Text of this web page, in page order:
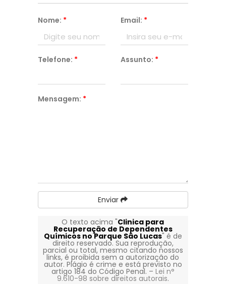
Nome: * Email: *
Telefone: * Assunto: *
Mensagem: *
Enviar
O texto acima "Clinica para
Recuperação de Dependentes
Químicos no Parque São Lucas" é de
direito reservado. Sua reprodução,
parcial ou total, mesmo citando nossos
links, é proibida sem a autorização do
autor. Plágio é crime e está previsto no
artigo 184 do Código Penal. – Lei n°
9.610-98 sobre direitos autorais.